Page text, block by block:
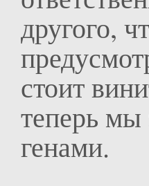
другого,
стоит
теперь мы
генами.